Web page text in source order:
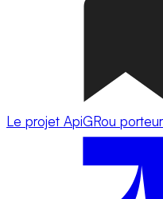
Le projet ApiGRou